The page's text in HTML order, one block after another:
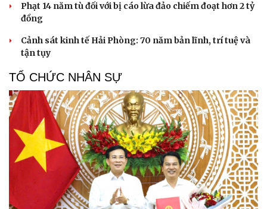
Phạt 14 năm tù đối với bị cáo lừa đảo chiếm đoạt hơn 2 tỷ
đồng
Cảnh sát kinh tế Hải Phòng: 70 năm bản lĩnh, trí tuệ và
tận tụy
TỔ CHỨC NHÂN SỰ